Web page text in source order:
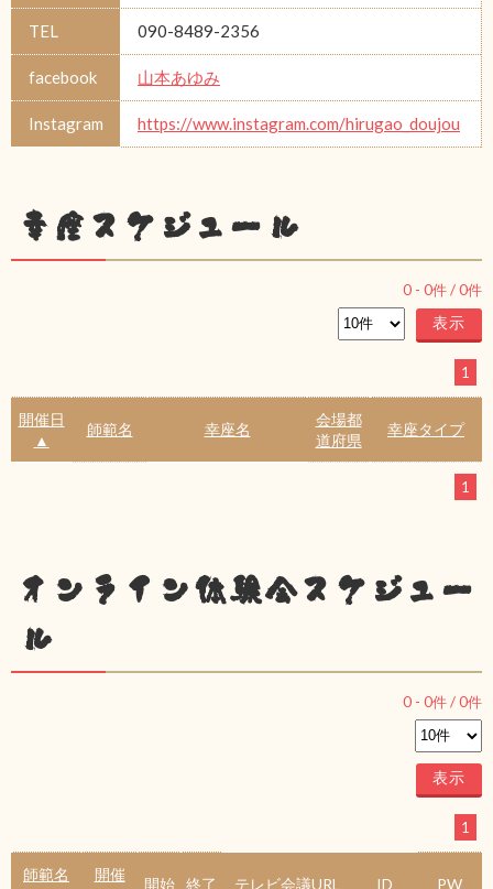
TEL 090-8489-2356
facebook 山本あゆみ
Instagram https://www.instagram.com/hirugao_doujou
幸座スケジュール
0 - 0件 /0件
1
開催日
▲
師範名 幸座名
会場都
道府県
幸座タイプ
1
オンライン体験会スケジュー
ル
0 - 0件 /0件
1
師範名
開催
開始 終了 テレビ会議URL ID PW